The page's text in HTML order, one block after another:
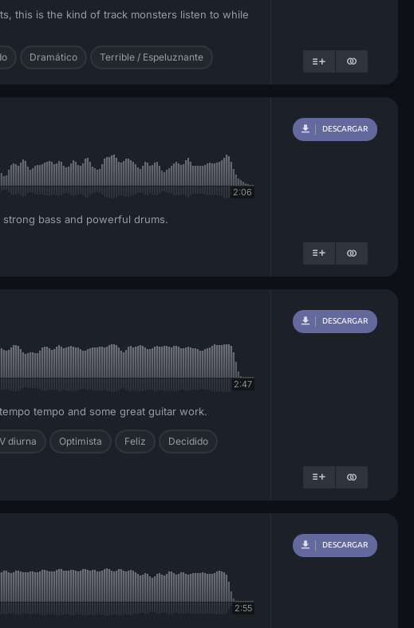
this is the kind of track monsters listen to while
Dramático Terrible / Espeluznante
2:06
bass and powerful drums.
DESCARGAR
2:47
tempo and some great guitar work.
diurna Optimista Feliz Decidido
DESCARGAR
2:55
DESCARGAR